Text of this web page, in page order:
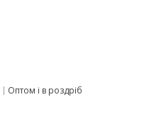
Оптом і в роздріб